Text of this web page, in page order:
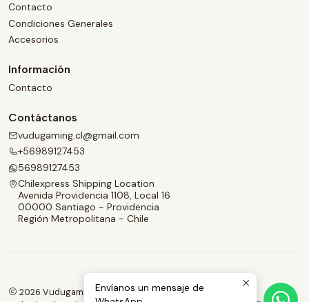
Contacto
Condiciones Generales
Accesorios
Información
Contacto
Contáctanos
vudugaming.cl@gmail.com
+56989127453
56989127453
Chilexpress Shipping Location
Avenida Providencia 1108, Local 16
00000 Santiago - Providencia
Región Metropolitana - Chile
2026 Vudugaming.Envíanos un mensaje de